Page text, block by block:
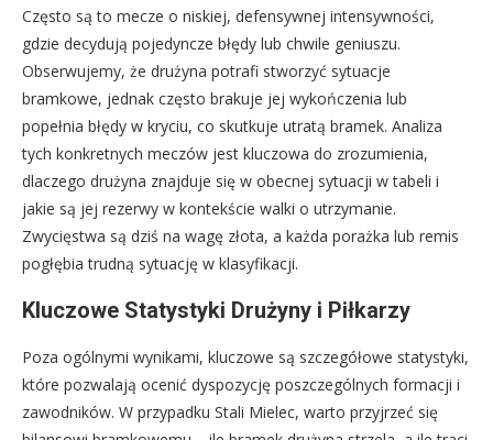
Często są to mecze o niskiej, defensywnej intensywności,
gdzie decydują pojedyncze błędy lub chwile geniuszu.
Obserwujemy, że drużyna potrafi stworzyć sytuacje
bramkowe, jednak często brakuje jej wykończenia lub
popełnia błędy w kryciu, co skutkuje utratą bramek. Analiza
tych konkretnych meczów jest kluczowa do zrozumienia,
dlaczego drużyna znajduje się w obecnej sytuacji w tabeli i
jakie są jej rezerwy w kontekście walki o utrzymanie.
Zwycięstwa są dziś na wagę złota, a każda porażka lub remis
pogłębia trudną sytuację w klasyfikacji.
Kluczowe Statystyki Drużyny i Piłkarzy
Poza ogólnymi wynikami, kluczowe są szczegółowe statystyki,
które pozwalają ocenić dyspozycję poszczególnych formacji i
zawodników. W przypadku Stali Mielec, warto przyjrzeć się